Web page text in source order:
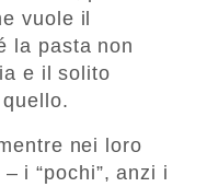
vuole il
la pasta non
e il solito
nei loro
i “pochi”, anzi i